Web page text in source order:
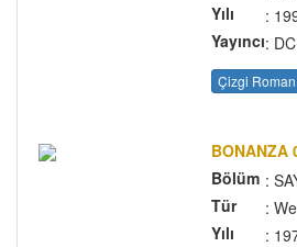
Yılı
:
Yayıncı:
Çizgi Roman
BONANZA
Bölüm :
Tür
:
Yılı
: